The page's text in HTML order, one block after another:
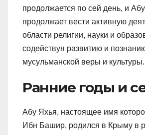
продолжается по сей день, и
продолжает вести активную
области религии, науки и
содействуя развитию и
мусульманской веры и культуры.
Ранние годы и
Абу Яхья, настоящее имя
Ибн Башир, родился в Крыму в